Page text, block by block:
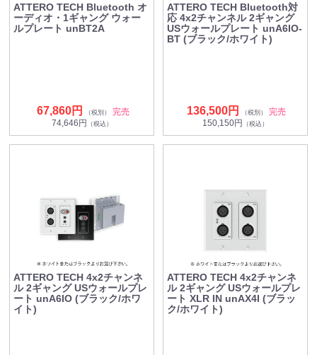
ATTERO TECH Bluetooth オ
ーディオ・1ギャング ウォー
ルプレート unBT2A
67,860円 （税別）
完売
74,646円 （税込）
ATTERO TECH Bluetooth対
応 4x2チャンネル 2ギャング
USウォールプレート unA6IO-
BT (ブラック/ホワイト)
136,500円 （税別）
完売
150,150円 （税込）
ATTERO TECH 4x2チャンネ
ル 2ギャング USウォールプレ
ート unA6IO (ブラック/ホワ
イト)
ATTERO TECH 4x2チャンネ
ル 2ギャング USウォールプレ
ート XLR IN unAX4I (ブラッ
ク/ホワイト)